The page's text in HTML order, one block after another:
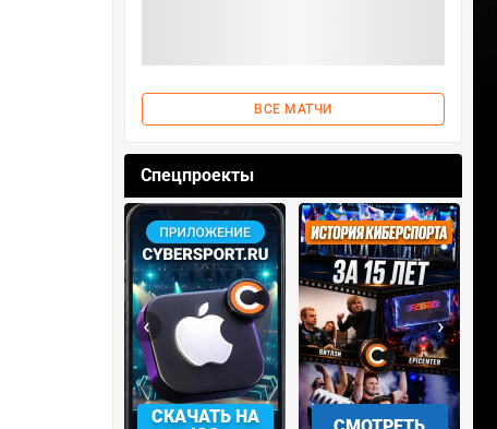
ВСЕ МАТЧИ
Спецпроекты
‹ ›